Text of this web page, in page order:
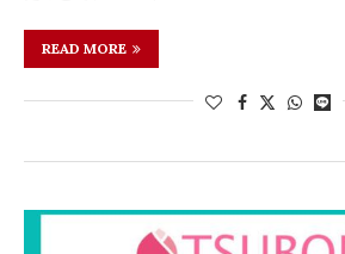
READ MORE